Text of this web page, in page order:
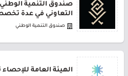
صندوق التنمية الوطني
التعاوني في عدة
صندوق التنمية الوطني
الهيئة العامة